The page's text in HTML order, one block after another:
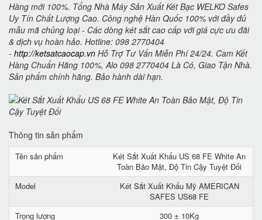
Hàng mới 100%. Tổng Nhà Máy Sản Xuất Két Bạc WELKO Safes
Uy Tín Chất Lượng Cao. Công nghệ Hàn Quốc 100% với đầy đủ
mẫu mã chủng loại - Các dòng két sắt cao cấp với giá cực ưu đãi
& dịch vụ hoàn hảo. Hotline: 098 2770404
- http://ketsatcaocap.vn Hỗ Trợ Tư Vấn Miễn Phí 24/24. Cam Kết
Hàng Chuẩn Hãng 100%, Alo 098 2770404 Là Có, Giao Tận Nhà.
Sản phẩm chính hãng. Bảo hành dài hạn.
Thông tin sản phẩm
Tên sản phẩm
Két Sắt Xuất Khẩu US 68 FE White An
Toàn Bảo Mật, Độ Tin Cậy Tuyệt Đối
Model
Két Sắt Xuất Khẩu Mỹ AMERICAN
SAFES US68 FE
Trọng lượng
300 ± 10Kg